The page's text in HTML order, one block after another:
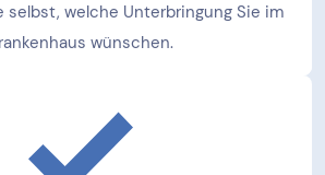
selbst, welche Unterbringung Sie im
wünschen.